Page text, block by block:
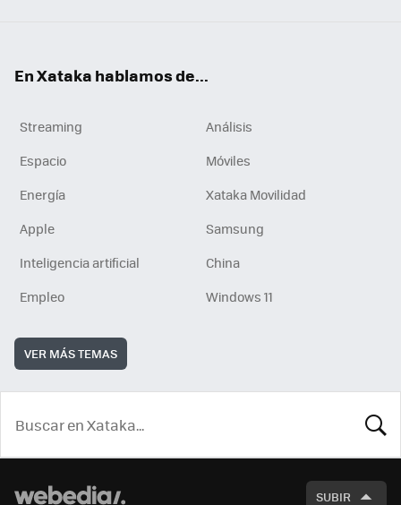
En Xataka hablamos de...
Streaming
Análisis
Espacio
Móviles
Energía
Xataka Movilidad
Apple
Samsung
Inteligencia artificial
China
Empleo
Windows 11
VER MÁS TEMAS
SUBIR